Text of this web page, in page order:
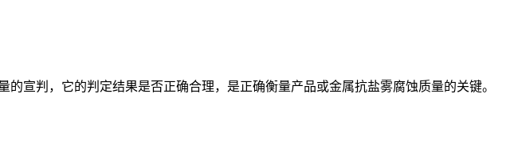
宣判，它的判定结果是否正确合理，是正确衡量产品或金属抗盐雾腐蚀质量的关键。